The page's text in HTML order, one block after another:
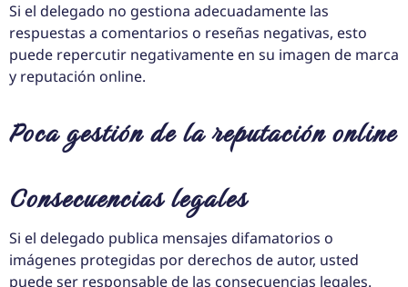
Si el delegado no gestiona adecuadamente las
respuestas a comentarios o reseñas negativas, esto
puede repercutir negativamente en su imagen de marca
y reputación online.
Poca gestión de la reputación online
Consecuencias legales
Si el delegado publica mensajes difamatorios o
imágenes protegidas por derechos de autor, usted
puede ser responsable de las consecuencias legales.